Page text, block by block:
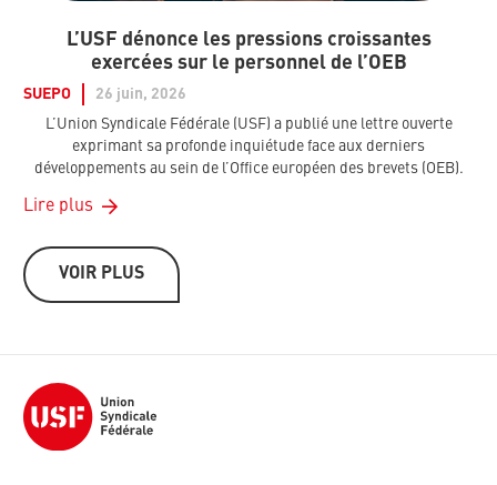
L’USF dénonce les pressions croissantes
exercées sur le personnel de l’OEB
SUEPO
26 juin, 2026
L’Union Syndicale Fédérale (USF) a publié une lettre ouverte
exprimant sa profonde inquiétude face aux derniers
développements au sein de l’Office européen des brevets (OEB).
Lire plus
VOIR PLUS